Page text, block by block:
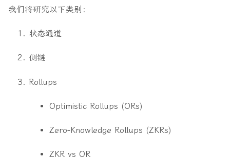
我们将研究以下类别：
状态通道
侧链
Rollups
Optimistic Rollups (ORs)
Zero-Knowledge Rollups (ZKRs)
ZKR vs OR